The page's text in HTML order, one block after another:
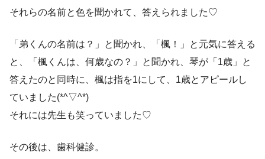
それらの名前と色を聞かれて、答えられました♡
「弟くんの名前は？」と聞かれ、「楓！」と元気に答える
と、「楓くんは、何歳なの？」と聞かれ、琴が「1歳」と
答えたのと同時に、楓は指を1にして、1歳とアピールし
ていました(*^▽^*)
それには先生も笑っていました♡
その後は、歯科健診。